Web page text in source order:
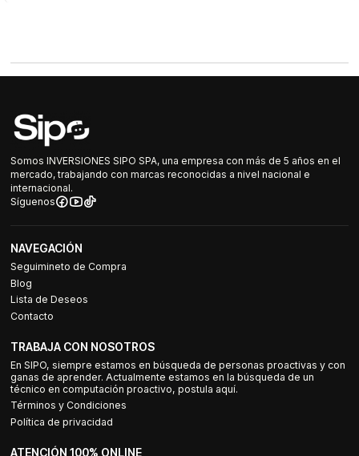
Somos INVERSIONES SIPO SPA, una empresa con más de 5 años en el
mercado, trabajando con marcas reconocidas a nivel nacional e
internacional.
Síguenos
NAVEGACIÓN
Seguimineto de Compra
Blog
Lista de Deseos
Contacto
TRABAJA CON NOSOTROS
En SIPO, siempre estamos en búsqueda de personas proactivas y con
ganas de aprender. Actualmente estamos en la búsqueda de un
técnico en computación proactivo, postula aquí.
Términos y Condiciones
Política de privacidad
ATENCIÓN 100% ONLINE